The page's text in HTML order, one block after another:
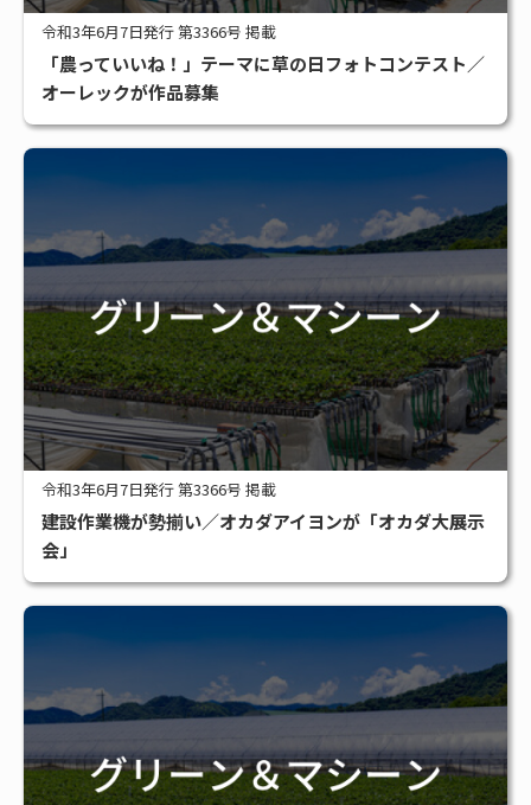
令和3年6月7日発行 第3366号 掲載
「農っていいね！」テーマに草の日フォトコンテスト／
オーレックが作品募集
令和3年6月7日発行 第3366号 掲載
建設作業機が勢揃い／オカダアイヨンが「オカダ大展示
会」